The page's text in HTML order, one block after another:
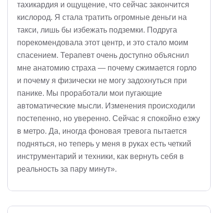
тахикардия и ощущение, что сейчас закончится
кислород. Я стала тратить огромные деньги на
такси, лишь бы избежать подземки. Подруга
порекомендовала этот центр, и это стало моим
спасением. Терапевт очень доступно объяснил
мне анатомию страха — почему сжимается горло
и почему я физически не могу задохнуться при
панике. Мы проработали мои пугающие
автоматические мысли. Изменения происходили
постепенно, но уверенно. Сейчас я спокойно езжу
в метро. Да, иногда фоновая тревога пытается
подняться, но теперь у меня в руках есть четкий
инструментарий и техники, как вернуть себя в
реальность за пару минут».